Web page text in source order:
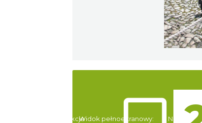
Widok pełnoekranowy:
Atrakcje Noclegi